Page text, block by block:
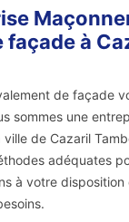
à
de façade
sommes une
de Cazaril
adéquates
à votre